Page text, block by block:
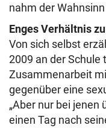
nahm der
Enges Verhältnis
Von sich selbst
2009 an der Schule
Zusammenarbeit
gegenüber eine
„Aber nur bei jenen
einen Tag nach